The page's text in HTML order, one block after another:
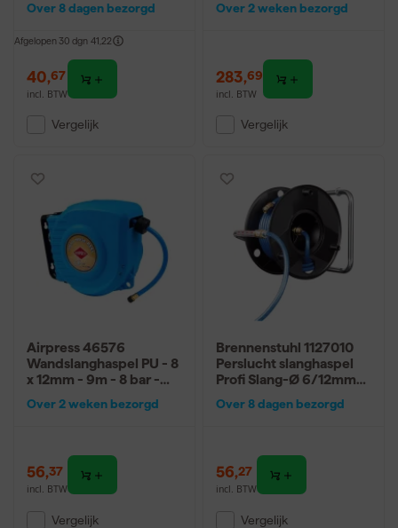
20m
Over 8 dagen bezorgd
Afgelopen 30 dgn 41,22
40,67
incl. BTW
Vergelijk
Over 2 weken bezorgd
283,69
incl. BTW
Vergelijk
Airpress 46576
Wandslanghaspel PU - 8
x 12mm - 9m - 8 bar -
Over 2 weken bezorgd
56,37
incl. BTW
Vergelijk
Brennenstuhl 1127010
Perslucht slanghaspel
Profi Slang-Ø 6/12mm
Over 8 dagen bezorgd
56,27
incl. BTW
Vergelijk